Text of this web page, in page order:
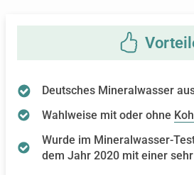
Deutsches Mineralwasser
Wahlweise mit oder ohne
Wurde im Mineralwasser-
dem Jahr 2020 mit einer